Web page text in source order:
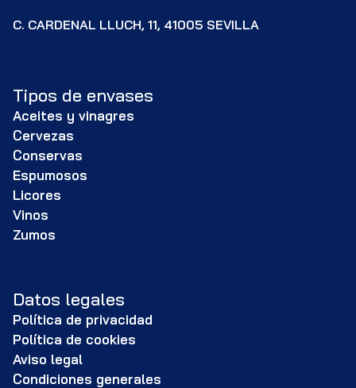
C. CARDENAL LLUCH, 11, 41005 SEVILLA
Tipos de envases
Aceites y vinagres
Cervezas
Conservas
Espumosos
Licores
Vinos
Zumos
Datos legales
Política de privacidad
Política de cookies
Aviso legal
Condiciones generales